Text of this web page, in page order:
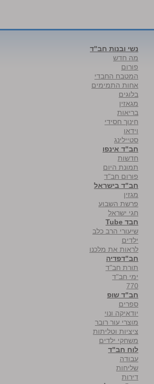
נשי ובנות חב"ד
מה חדש
פורום
המטבח החבדי
אחות התמימים
בלוגים
מגאזין
בריאות
חינוך חסידי
וידאו
סטיילינג
חב"ד אינפו
חדשות
תמונת היום
פורום חב"ד
חב"ד בישראל
מגזין
פרשת השבוע
חגי ישראל
חבד Tube
שיעורי הרב כלב
ילדים
לראות את מלכנו
חב"דפדיה
תורת חב"ד
ימי חב"ד
770
חב"ד שופ
ספרים
יודאיקה ונוי
מוצרי עור רובר
ציציות וטליתות
משחקי ילדים
לוח חב"ד
עבודה
שליחות
דירות